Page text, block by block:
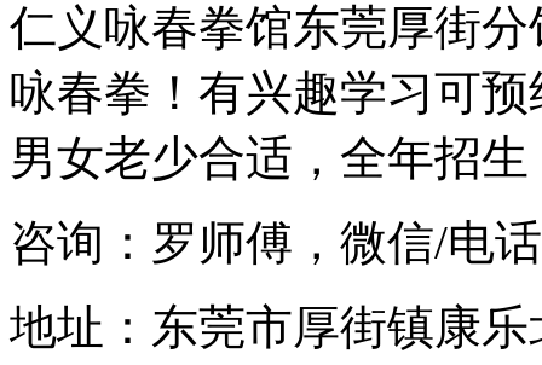
仁义咏春拳馆东莞厚街
咏春拳！有兴趣学习可
男女老少合适，全年招
咨询：罗师傅，微信/电
地址：东莞市厚街镇康